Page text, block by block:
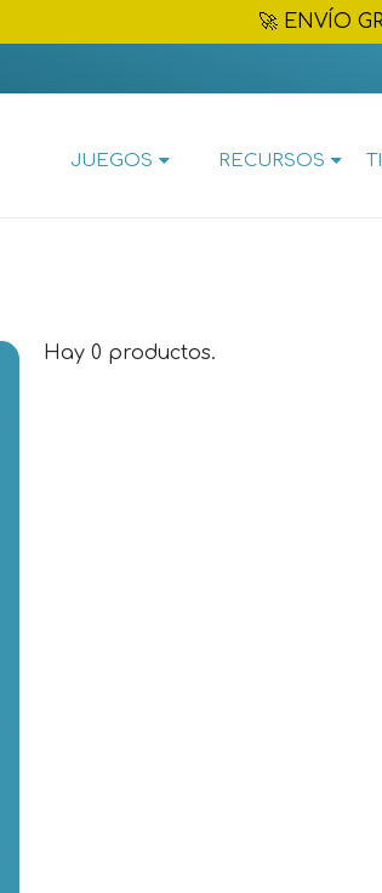
🚀 ENVÍO
JUEGOS RECURSOS
Hay 0 productos.